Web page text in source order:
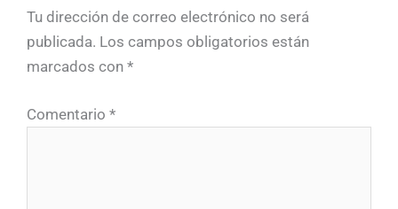
Tu dirección de correo electrónico no será
publicada. Los campos obligatorios están
marcados con *
Comentario *